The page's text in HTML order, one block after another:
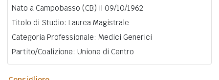
Nato a Campobasso (CB) il 09/10/1962
Titolo di Studio: Laurea Magistrale
Categoria Professionale: Medici Generici
Partito/Coalizione: Unione di Centro